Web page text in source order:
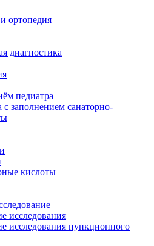
ортопедия
диагностика
педиатра
с заполнением санаторно-
кислоты
исследования
исследования пункционного